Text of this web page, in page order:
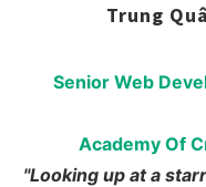
Trung
Senior Web
Academy Of
"Looking up at a